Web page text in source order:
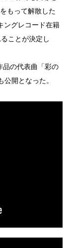
もって解散した
ングレコード在籍
ことが決定し
品の代表曲「彩の
開となった。